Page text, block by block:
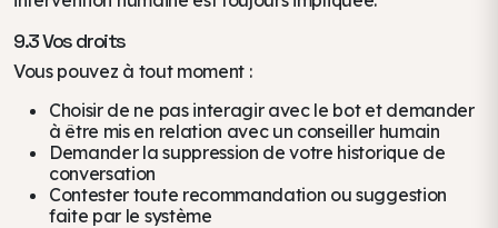
9.3 Vos droits
Vous pouvez à tout moment :
Choisir de ne pas interagir avec le bot et demander
à être mis en relation avec un conseiller humain
Demander la suppression de votre historique de
conversation
Contester toute recommandation ou suggestion
faite par le système